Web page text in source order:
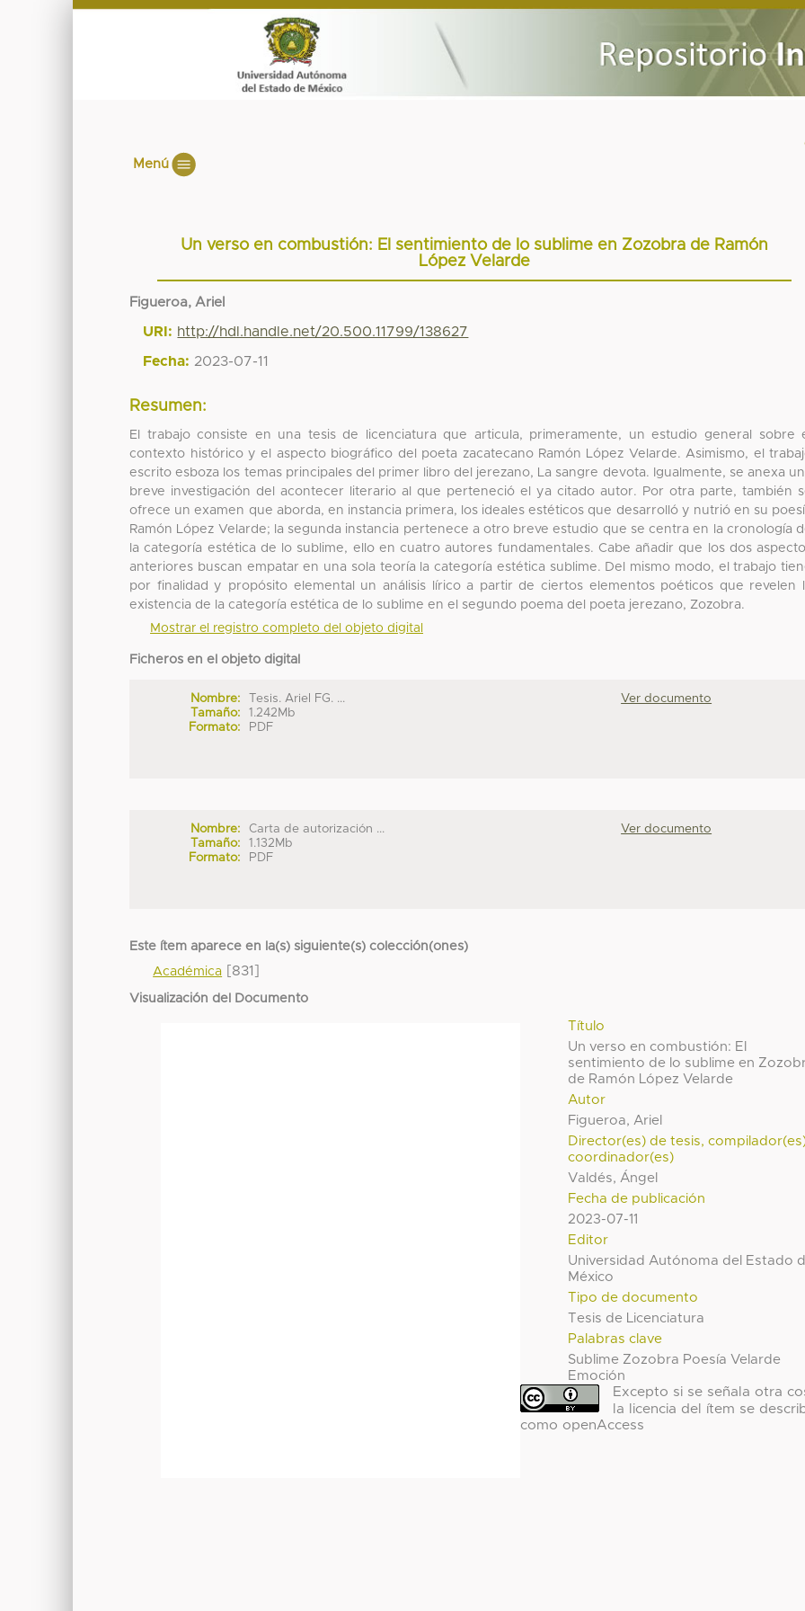
Menú
Un verso en combustión: El sentimiento de lo sublime en Zozobra de Ramón
López Velarde
Figueroa, Ariel
URI: http://hdl.handle.net/20.500.11799/138627
Fecha: 2023-07-11
Resumen:
El trabajo consiste en una tesis de licenciatura que articula, primeramente, un estudio general sobre
contexto histórico y el aspecto biográfico del poeta zacatecano Ramón López Velarde. Asimismo, el
escrito esboza los temas principales del primer libro del jerezano, La sangre devota. Igualmente, se anexa
breve investigación del acontecer literario al que perteneció el ya citado autor. Por otra parte, también
ofrece un examen que aborda, en instancia primera, los ideales estéticos que desarrolló y nutrió en su
Ramón López Velarde; la segunda instancia pertenece a otro breve estudio que se centra en la cronología
la categoría estética de lo sublime, ello en cuatro autores fundamentales. Cabe añadir que los dos
anteriores buscan empatar en una sola teoría la categoría estética sublime. Del mismo modo, el trabajo
por finalidad y propósito elemental un análisis lírico a partir de ciertos elementos poéticos que revelen
existencia de la categoría estética de lo sublime en el segundo poema del poeta jerezano, Zozobra.
Mostrar el registro completo del objeto digital
Ficheros en el objeto digital
Nombre:
Tesis. Ariel FG. ...
Tamaño:
1.242Mb
Formato:
PDF
Ver documento
Nombre:
Carta de autorización ...
Tamaño:
1.132Mb
Formato:
PDF
Ver documento
Este ítem aparece en la(s) siguiente(s) colección(ones)
Académica [831]
Visualización del Documento
Título
Un verso en combustión: El
sentimiento de lo sublime en
de Ramón López Velarde
Autor
Figueroa, Ariel
Director(es) de tesis,
coordinador(es)
Valdés, Ángel
Fecha de publicación
2023-07-11
Editor
Universidad Autónoma del Estado
México
Tipo de documento
Tesis de Licenciatura
Palabras clave
Sublime Zozobra Poesía Velarde
Emoción
Excepto si se señala otra
la licencia del ítem se
como openAccess